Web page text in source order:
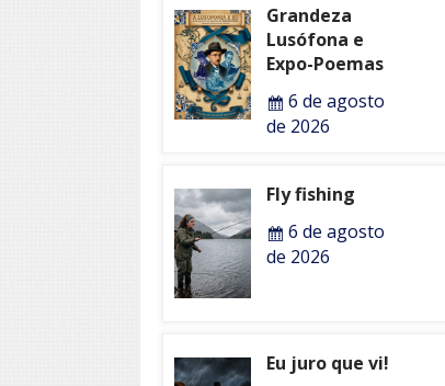
Grandeza
Lusófona e
Expo-Poemas
6 de agosto
de 2026
Fly fishing
6 de agosto
de 2026
Eu juro que vi!